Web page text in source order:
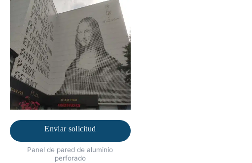
Enviar solicitud
Panel de pared de aluminio
perforado